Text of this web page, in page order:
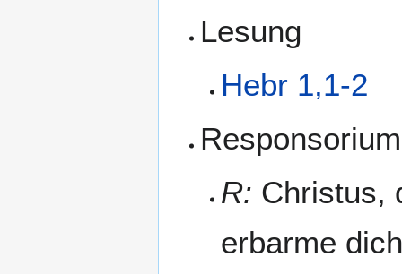
Lesung
Hebr 1,1-2
Responsorium
R: Christus,
erbarme